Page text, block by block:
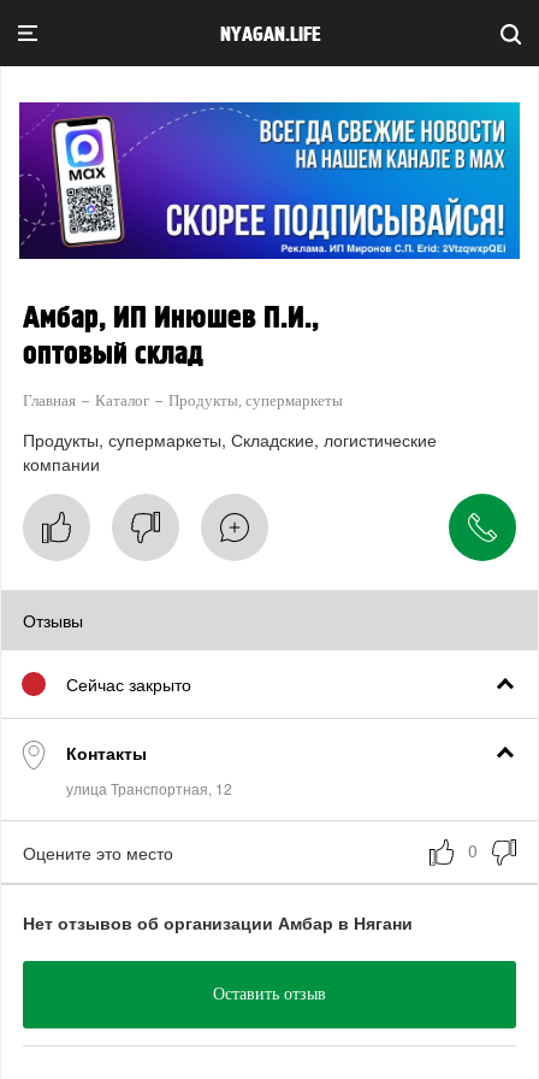
NYAGAN.LIFE
Амбар, ИП Инюшев П.И.,
оптовый склад
Главная Каталог Продукты, супермаркеты
Продукты, супермаркеты Складские, логистические
компании
Отзывы
Сейчас закрыто
Контакты
Оцените это место
Нет отзывов об организации Амбар в Нягани
Оставить отзыв